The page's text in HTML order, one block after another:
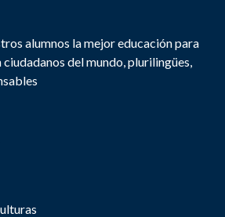
alumnos la mejor educación para
ciudadanos del mundo, plurilingües,